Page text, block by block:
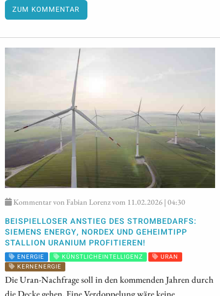
ZUM KOMMENTAR
Kommentar von Fabian Lorenz vom 11.02.2026 | 04:30
BEISPIELLOSER ANSTIEG DES STROMBEDARFS:
SIEMENS ENERGY, NORDEX UND GEHEIMTIPP
STALLION URANIUM PROFITIEREN!
ENERGIE KÜNSTLICHEINTELLIGENZ
URAN
KERNENERGIE
Die Uran-Nachfrage soll in den kommenden Jahren durch
die Decke gehen. Eine Verdoppelung wäre keine